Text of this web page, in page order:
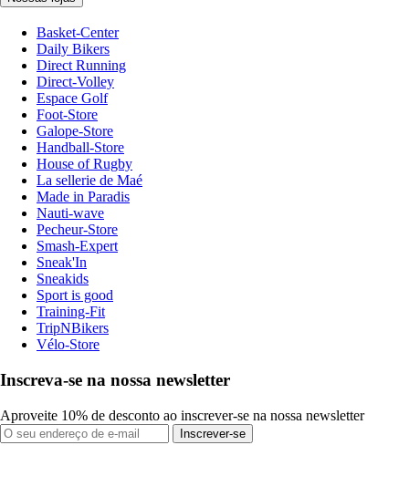
Basket-Center
Daily Bikers
Direct Running
Direct-Volley
Espace Golf
Foot-Store
Galope-Store
Handball-Store
House of Rugby
La sellerie de Maé
Made in Paradis
Nauti-wave
Pecheur-Store
Smash-Expert
Sneak'In
Sneakids
Sport is good
Training-Fit
TripNBikers
Vélo-Store
Inscreva-se na nossa newsletter
Aproveite 10% de desconto ao inscrever-se na nossa newsletter
Inscrever-se